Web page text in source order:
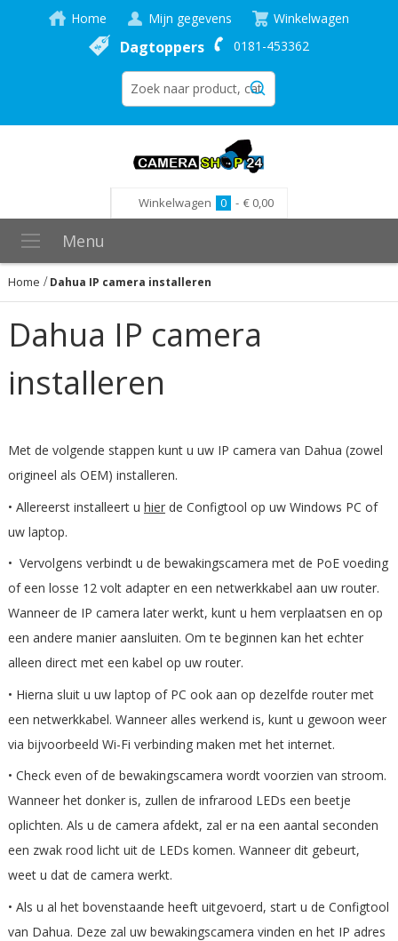
Home Mijn gegevens Winkelwagen
Dagtoppers 0181-453362
Winkelwagen 0 - € 0,00
Menu
Home Dahua IP camera installeren
Dahua IP camera
installeren
Met de volgende stappen kunt u uw IP camera van Dahua (zowel
origineel als OEM) installeren.
• Allereerst installeert u hierde Configtool op uw Windows PC of
uw laptop.
• Vervolgens verbindt u de bewakingscamera met de PoE voeding
of een losse 12 volt adapter en een netwerkkabel aan uw router.
Wanneer de IP camera later werkt, kunt u hem verplaatsen en op
een andere manier aansluiten. Om te beginnen kan het echter
alleen direct met een kabel op uw router.
• Hierna sluit u uw laptop of PC ook aan op dezelfde router met
een netwerkkabel. Wanneer alles werkend is, kunt u gewoon weer
via bijvoorbeeld Wi-Fi verbinding maken met het internet.
• Check even of de bewakingscamera wordt voorzien van stroom.
Wanneer het donker is, zullen de infrarood LEDs een beetje
oplichten. Als u de camera afdekt, zal er na een aantal seconden
een zwak rood licht uit de LEDs komen. Wanneer dit gebeurt,
weet u dat de camera werkt.
• Als u al het bovenstaande heeft uitgevoerd, start u de Configtool
van Dahua. Deze zal uw bewakingscamera vinden en het IP adres